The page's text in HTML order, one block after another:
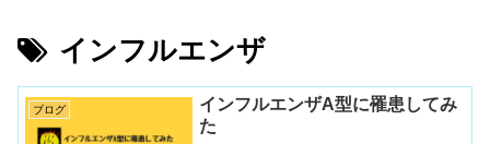
インフルエンザ
ブログ
インフルエンザA型に罹患してみ
た